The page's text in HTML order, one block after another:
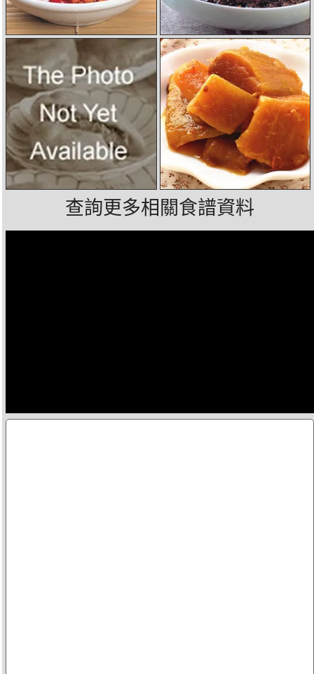
查詢更多相關食譜資料